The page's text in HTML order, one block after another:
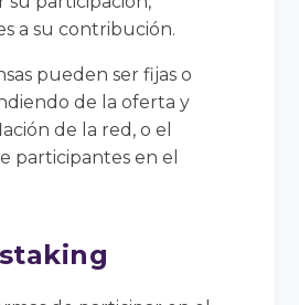
a su contribución.
pueden ser fijas o
de la oferta y
de la red, o el
participantes en el